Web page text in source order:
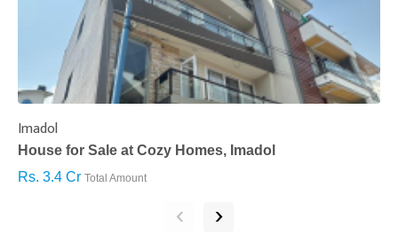
Imadol
House for Sale at Cozy Homes, Imadol
Rs. 3.4 Cr Total Amount
‹ ›